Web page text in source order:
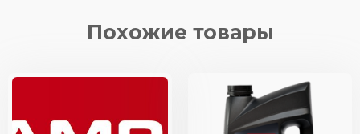
Похожие товары